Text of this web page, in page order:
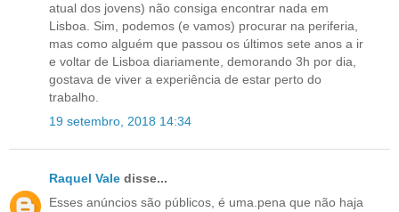
atual dos jovens) não consiga encontrar nada em
Lisboa. Sim, podemos (e vamos) procurar na periferia,
mas como alguém que passou os últimos sete anos a ir
e voltar de Lisboa diariamente, demorando 3h por dia,
gostava de viver a experiência de estar perto do
trabalho.
19 setembro, 2018 14:34
Raquel Vale disse...
Esses anúncios são públicos, é uma.pena que não haja